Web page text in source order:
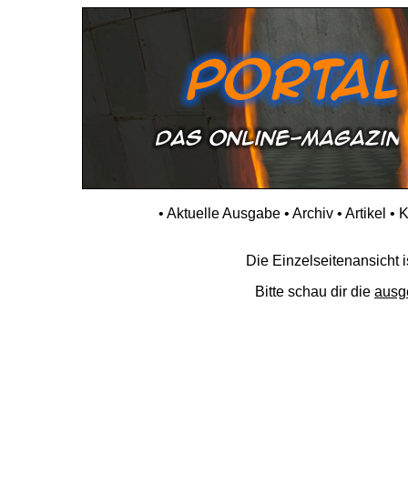
• Aktuelle Ausgabe• Archiv• Artikel •
Die Einzelseitenansicht
Bitte schau dir die